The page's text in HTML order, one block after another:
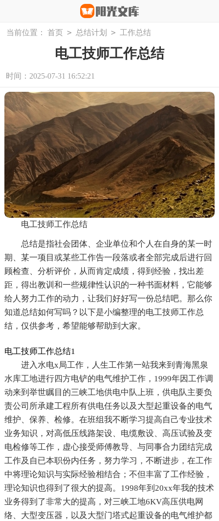
当前位置： 首页 > 总结计划 > 工作总结
电工技师工作总结
时间：2025-07-31 16:52:21
电工技师工作总结
总结是指社会团体、企业单位和个人在自身的某一时
期、某一项目或某些工作告一段落或者全部完成后进行回
顾检查、分析评价，从而肯定成绩，得到经验，找出差
距，得出教训和一些规律性认识的一种书面材料，它能够
给人努力工作的动力，让我们好好写一份总结吧。那么你
知道总结如何写吗？以下是小编整理的电工技师工作总
结，仅供参考，希望能够帮助到大家。
电工技师工作总结1
进入水电x局工作，人生工作第一站我来到青海黑泉
水库工地进行四方电铲的电气维护工作，1999年因工作调
动来到举世瞩目的三峡工地供电中队上班，供电队主要负
责公司所承建工程所有供电任务以及大型起重设备的电气
维护、保养、检修。在班组我不断学习提高自己专业技术
业务知识，对高低压线路架设、电缆敷设、高压试验及变
电检修等工作，虚心接受师傅教导、与同事合力团结完成
工作及自已本职份内任务，努力学习，不断进步，在工作
中将理论知识与实际经验相结合；不但丰富了工作经验，
理论知识也得到了很大的提高。1998年到20xx年我的技术
业务得到了非常大的提高，对三峡工地6KV高压供电网
络、大型变压器，以及大型门塔式起重设备的电气维护都